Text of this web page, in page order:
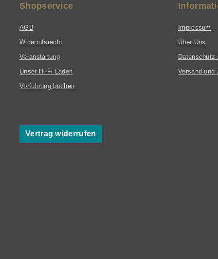
Shopservice
AGB
Widerrufsrecht
Veranstaltung
Unser Hi-Fi Laden
Vorführung buchen
Vertrag widerrufen
Impressum
Über Uns
Datenschutz
Versand und